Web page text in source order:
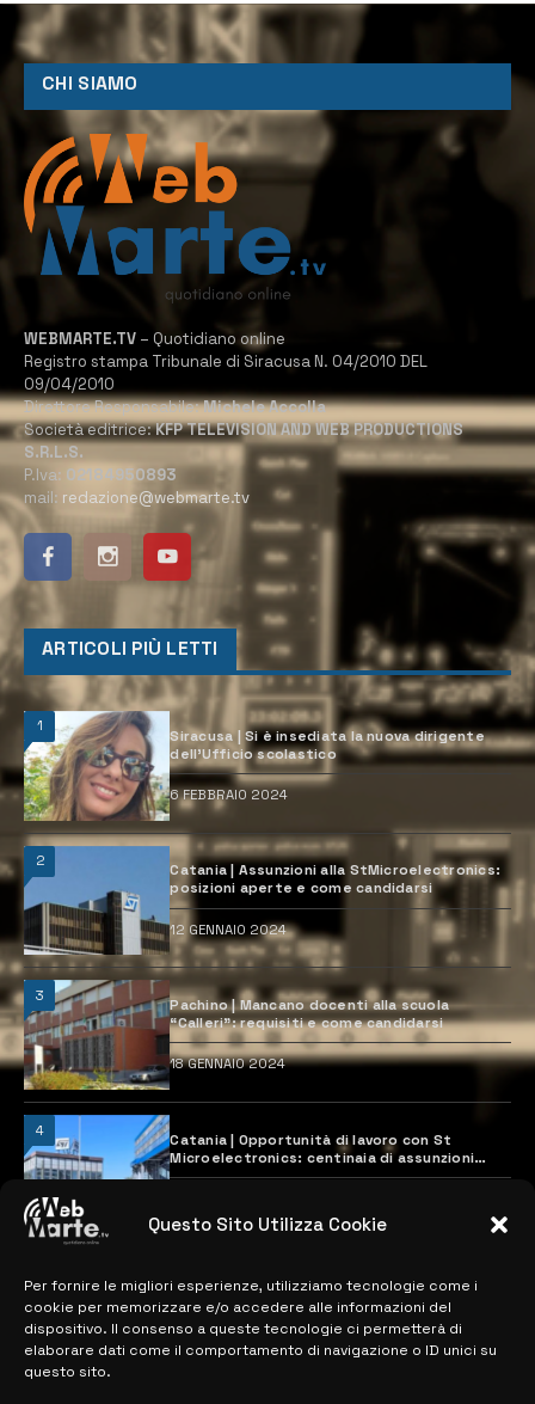
Questo Sito Utilizza Cookie
Per fornire le migliori esperienze, utilizziamo tecnologie come i
cookie per memorizzare e/o accedere alle informazioni del
dispositivo. Il consenso a queste tecnologie ci permetterà di
elaborare dati come il comportamento di navigazione o ID unici su
questo sito.
CHI SIAMO
WEBMARTE.TV – Quotidiano online
Registro stampa Tribunale di Siracusa N. 04/2010 DEL
09/04/2010
Direttore Responsabile:Michele Accolla
Società editrice:KFP TELEVISION AND WEB PRODUCTIONS
S.R.L.S.
P.Iva: 02184950893
mail: redazione@webmarte.tv
ARTICOLI PIÙ LETTI
1
Siracusa | Si è insediata la nuova dirigente
dell’Ufficio scolastico
6 FEBBRAIO 2024
2
Catania | Assunzioni alla StMicroelectronics:
posizioni aperte e come candidarsi
12 GENNAIO 2024
3
Pachino | Mancano docenti alla scuola
“Calleri”: requisiti e come candidarsi
18 GENNAIO 2024
4
Catania | Opportunità di lavoro con St
Microelectronics: centinaia di assunzioni
previste
MAPPA DEL SITO
> NOTIZIE